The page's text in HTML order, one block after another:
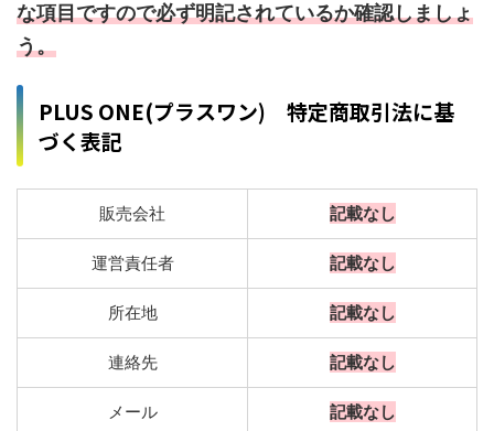
な項目ですので必ず明記されているか確認しましょ
う。
PLUS ONE(プラスワン) 特定商取引法に基
づく表記
販売会社 記載なし
運営責任者 記載なし
所在地 記載なし
連絡先 記載なし
メール 記載なし